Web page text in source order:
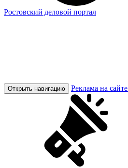
Ростовский деловой портал
Открыть навигацию Реклама на сайте